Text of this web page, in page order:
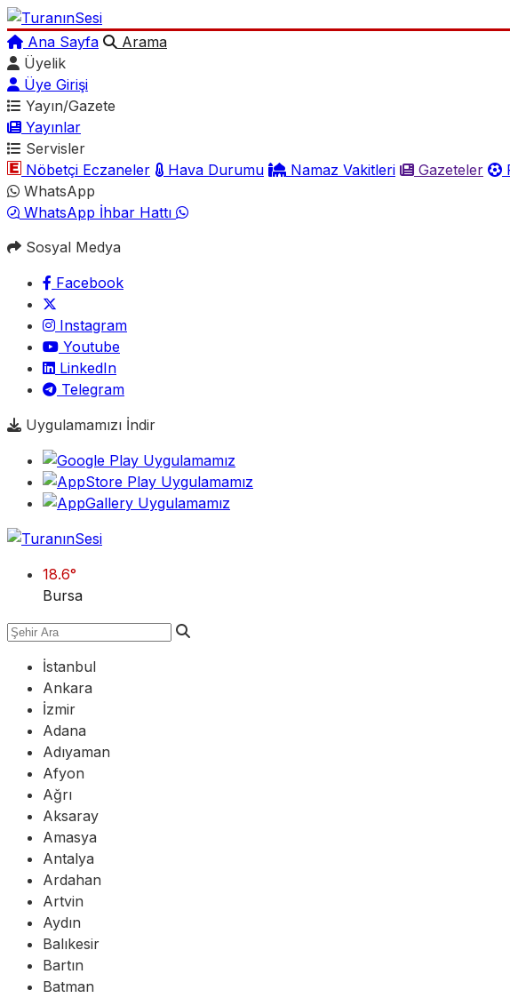
Ana Sayfa
Arama
Üyelik
Üye Girişi
Yayın/Gazete
Yayınlar
Servisler
Nöbetçi Eczaneler
Hava Durumu Namaz Vakitleri Gazeteler
WhatsApp
WhatsApp İhbar Hattı
Sosyal Medya
Facebook
Instagram
Youtube
LinkedIn
Telegram
Uygulamamızı İndir
18.6°
Bursa
İstanbul
Ankara
İzmir
Adana
Adıyaman
Afyon
Ağrı
Aksaray
Amasya
Antalya
Ardahan
Artvin
Aydın
Balıkesir
Bartın
Batman